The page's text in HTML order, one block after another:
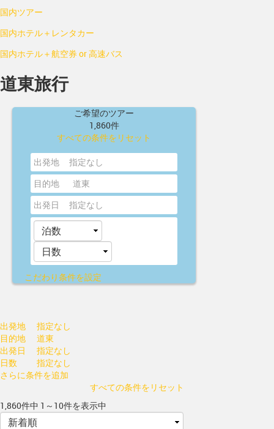
国内ツアー
国内ホテル＋レンタカー
国内ホテル＋航空券 or 高速バス
道東旅行
ご希望のツアー
1,860件
すべての条件をリセット
出発地
指定なし
目的地
道東
出発日
指定なし
こだわり条件を設定
出発地
指定なし
目的地
道東
出発日
指定なし
日数
指定なし
さらに条件を追加
すべての条件をリセット
1,860件中 1～10件を表示中